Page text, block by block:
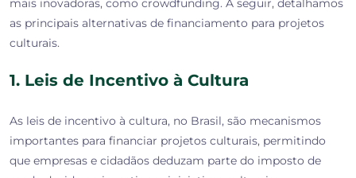
mais inovadoras, como crowdfunding. A seguir, detalhamos
as principais alternativas de financiamento para projetos
culturais.
1. Leis de Incentivo à Cultura
As leis de incentivo à cultura, no Brasil, são mecanismos
importantes para financiar projetos culturais, permitindo
que empresas e cidadãos deduzam parte do imposto de